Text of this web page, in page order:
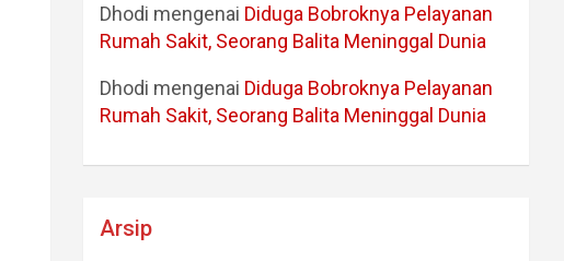
Dhodi mengenai Diduga Bobroknya Pelayanan
Rumah Sakit, Seorang Balita Meninggal Dunia
Dhodi mengenai Diduga Bobroknya Pelayanan
Rumah Sakit, Seorang Balita Meninggal Dunia
Arsip